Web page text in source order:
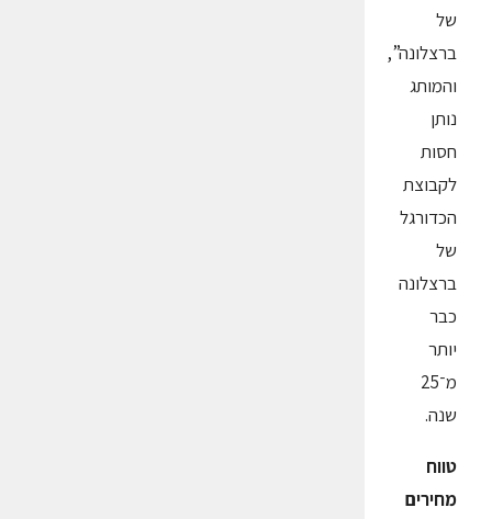
של
ברצלונה”,
והמותג
נותן
חסות
לקבוצת
הכדורגל
של
ברצלונה
כבר
יותר
מ־25
שנה.
טווח
מחירים